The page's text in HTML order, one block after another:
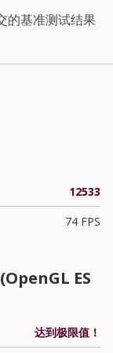
的基准测试结果
12533
74 FPS
ES
达到极限值！